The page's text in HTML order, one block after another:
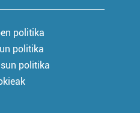
politika
politika
politika